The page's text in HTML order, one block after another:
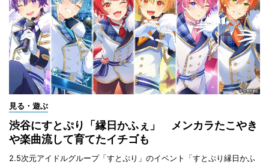
見る・遊ぶ
渋谷にすとぷり「縁日かふぇ」 メンカラたこやき
や楽曲流して育てたイチゴも
2.5次元アイドルグループ「すとぷり」のイベント「すとぷり縁日かふ